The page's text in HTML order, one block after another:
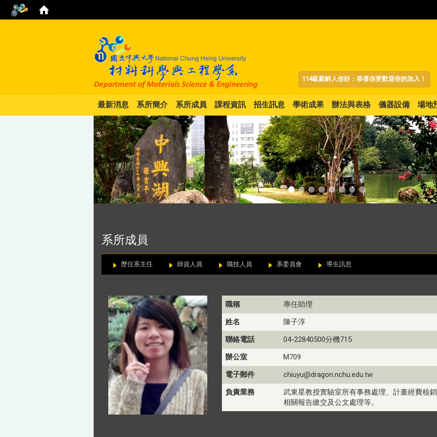
114級新鮮人你好：恭喜你更歡迎你的加入！
最新消息 系所簡介 系所成員 課程資訊 招生訊息 學術成果 辦法與表格 儀器設備 場地
系所成員
歷任系主任 師資人員 職技人員 系委員會 導生訊息
職稱
專任助理
姓名
陳子淳
聯絡電話
04-22840500分機715
辦公室
M709
電子郵件
chiuyu@dragon.nchu.edu.tw
負責業務
武東星教授實驗室所有事務處理、計畫經費核
相關報告繳交及公文處理等。